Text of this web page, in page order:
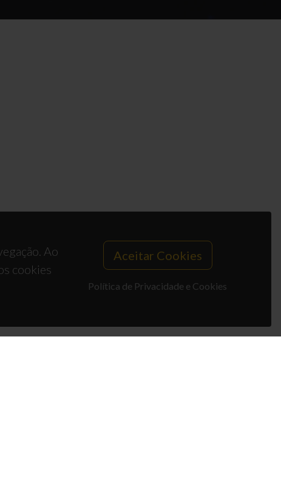
Ao
cookies
Aceitar Cookies
Política de Privacidade e Cookies